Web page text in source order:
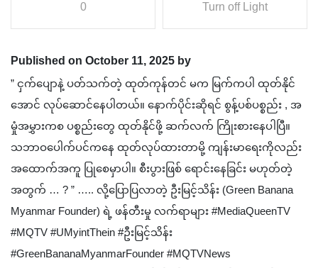
0 Turn off Light
Published on October 11, 2025 by
” ငှက်ပျောနဲ့ ပတ်သက်တဲ့ ထုတ်ကုန်တင် မက မြက်ကပါ ထုတ်နိုင်
အောင် လုပ်ဆောင်နေပါတယ်။ နောက်ပိုင်းဆိုရင် စွန့်ပစ်ပစ္စည်း , အ
မှုံအမွှားကစ ပစ္စည်းတွေ ထုတ်နိုင်ဖို့ ဆက်လက် ကြိုးစားနေပါပြီ။
သဘာဝပေါက်ပင်ကနေ ထုတ်လုပ်ထားတာမို့ ကျန်းမာရေးကိုလည်း
အထောက်အကူ ပြုစေမှာပါ။ စီးပွား‌ဖြစ် ရောင်းနေခြင်း မဟုတ်တဲ့
အတွက် … ? ” ….. လို့ပြောပြလာတဲ့ ဦးမြင့်သိန်း (Green Banana
Myanmar Founder) ရဲ့ ဖန်တီးမှု လက်ရာများ #MediaQueenTV
#MQTV #UMyintThein #ဦးမြင့်သိန်း
#GreenBananaMyanmarFounder ‎#MQTVNews